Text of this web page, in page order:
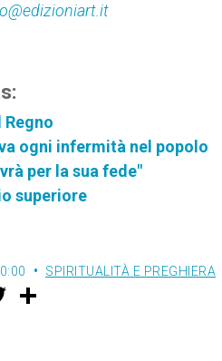
ogni infermità nel popolo
per la sua fede"
superiore
SPIRITUALITÀ E PREGHIERA
w